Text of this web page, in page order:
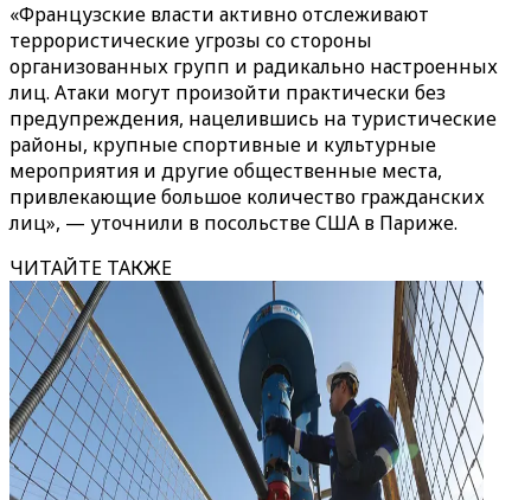
«Французские власти активно отслеживают
террористические угрозы со стороны
организованных групп и радикально настроенных
лиц. Атаки могут произойти практически без
предупреждения, нацелившись на туристические
районы, крупные спортивные и культурные
мероприятия и другие общественные места,
привлекающие большое количество гражданских
лиц», — уточнили в посольстве США в Париже.
ЧИТАЙТЕ ТАКЖЕ